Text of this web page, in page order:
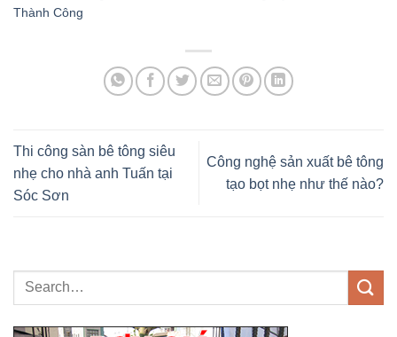
Thành Công
Thi công sàn bê tông siêu
nhẹ cho nhà anh Tuấn tại
Sóc Sơn
Công nghệ sản xuất bê tông
tạo bọt nhẹ như thế nào?